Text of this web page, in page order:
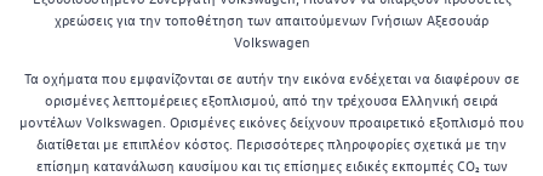
χρεώσεις για την τοποθέτηση των απαιτούμενων Γνήσιων Αξεσουάρ
Volkswagen
Τα οχήματα που εμφανίζονται σε αυτήν την εικόνα ενδέχεται να διαφέρουν σε
ορισμένες λεπτομέρειες εξοπλισμού, από την τρέχουσα Ελληνική σειρά
μοντέλων Volkswagen. Ορισμένες εικόνες δείχνουν προαιρετικό εξοπλισμό που
διατίθεται με επιπλέον κόστος. Περισσότερες πληροφορίες σχετικά με την
επίσημη κατανάλωση καυσίμου και τις επίσημες ειδικές εκπομπές CO₂ των